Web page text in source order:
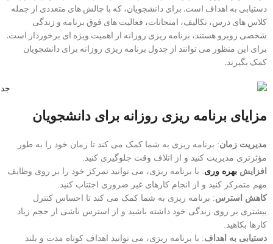
دستیابی به اهداف است. برای دانشجویان، که با چالش های متعددی از جمله
کلاس های درس، تکالیف، امتحانات، فعالیت های فوق برنامه و زندگی
شخصی روبرو هستند، برنامه ریزی روزانه از اهمیت ویژه ای برخوردار است.
برای این منظور می توانند از جدول برنامه ریزی روزانه برای دانشجویان
کمک بگیرند.
مزایای برنامه ریزی روزانه برای دانشجویان
مدیریت زمان: برنامه ریزی به شما کمک می کند تا زمان خود را به طور
مؤثرتری مدیریت کنید و از اتلاف وقت جلوگیری کنید.
افزایش بهره وری: با برنامه ریزی، می توانید تمرکز خود را بر روی وظایف
مهم متمرکز کنید و از انجام کارهای غیر ضروری اجتناب کنید.
کاهش استرس: برنامه ریزی به شما کمک می کند تا احساس کنترل
بیشتری بر روی زندگی خود داشته باشید و از استرس ناشی از حجم زیاد
کارها بکاهید.
دستیابی به اهداف: با برنامه ریزی، می توانید اهداف کوتاه مدت و بلند